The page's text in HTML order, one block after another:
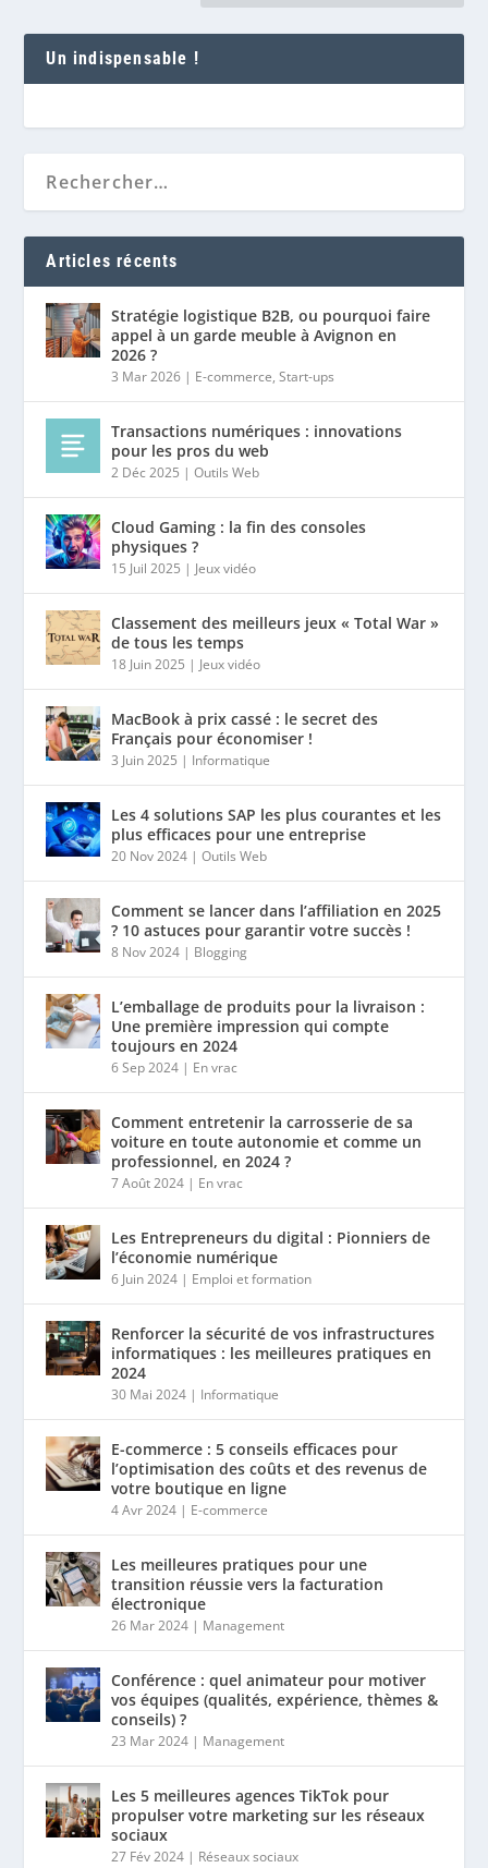
Un indispensable !
Articles récents
Stratégie logistique B2B, ou pourquoi faire
appel à un garde meuble à Avignon en
2026 ?
3 Mar 2026 | E-commerce,Start-ups
Transactions numériques : innovations
pour les pros du web
2 Déc 2025 |Outils Web
Cloud Gaming : la fin des consoles
physiques ?
15 Juil 2025 | Jeux vidéo
Classement des meilleurs jeux « Total War »
de tous les temps
18 Juin 2025 | Jeux vidéo
MacBook à prix cassé : le secret des
Français pour économiser !
3 Juin 2025 | Informatique
Les 4 solutions SAP les plus courantes et les
plus efficaces pour une entreprise
20 Nov 2024 |Outils Web
Comment se lancer dans l’affiliation en 2025
? 10 astuces pour garantir votre succès !
8 Nov 2024 | Blogging
L’emballage de produits pour la livraison :
Une première impression qui compte
toujours en 2024
6 Sep 2024 | En vrac
Comment entretenir la carrosserie de sa
voiture en toute autonomie et comme un
professionnel, en 2024 ?
7 Août 2024 | En vrac
Les Entrepreneurs du digital : Pionniers de
l’économie numérique
6 Juin 2024 | Emploi et formation
Renforcer la sécurité de vos infrastructures
informatiques : les meilleures pratiques en
2024
30 Mai 2024 | Informatique
E-commerce : 5 conseils efficaces pour
l’optimisation des coûts et des revenus de
votre boutique en ligne
4 Avr 2024 | E-commerce
Les meilleures pratiques pour une
transition réussie vers la facturation
électronique
26 Mar 2024 | Management
Conférence : quel animateur pour motiver
vos équipes (qualités, expérience, thèmes &
conseils) ?
23 Mar 2024 | Management
Les 5 meilleures agences TikTok pour
propulser votre marketing sur les réseaux
sociaux
27 Fév 2024 | Réseaux sociaux